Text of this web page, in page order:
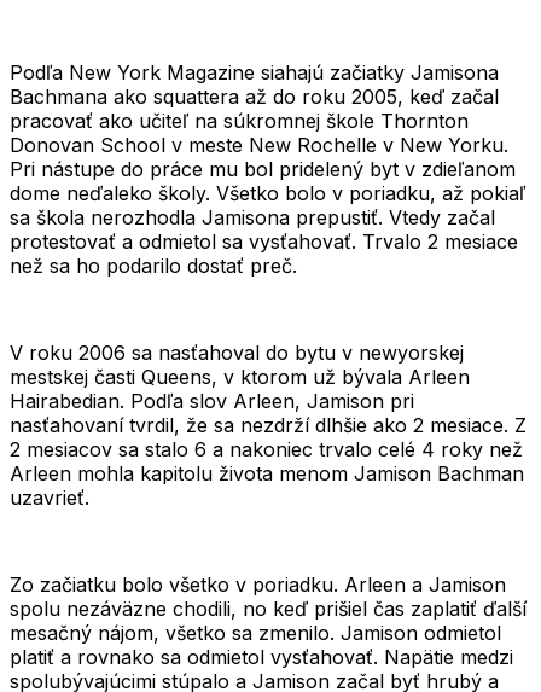
Podľa New York Magazine siahajú začiatky Jamisona
Bachmana ako squattera až do roku 2005, keď začal
pracovať ako učiteľ na súkromnej škole Thornton
Donovan School v meste New Rochelle v New Yorku.
Pri nástupe do práce mu bol pridelený byt v zdieľanom
dome neďaleko školy. Všetko bolo v poriadku, až pokiaľ
sa škola nerozhodla Jamisona prepustiť. Vtedy začal
protestovať a odmietol sa vysťahovať. Trvalo 2 mesiace
než sa ho podarilo dostať preč.
V roku 2006 sa nasťahoval do bytu v newyorskej
mestskej časti Queens, v ktorom už bývala Arleen
Hairabedian. Podľa slov Arleen, Jamison pri
nasťahovaní tvrdil, že sa nezdrží dlhšie ako 2 mesiace. Z
2 mesiacov sa stalo 6 a nakoniec trvalo celé 4 roky než
Arleen mohla kapitolu života menom Jamison Bachman
uzavrieť.
Zo začiatku bolo všetko v poriadku. Arleen a Jamison
spolu nezáväzne chodili, no keď prišiel čas zaplatiť ďalší
mesačný nájom, všetko sa zmenilo. Jamison odmietol
platiť a rovnako sa odmietol vysťahovať. Napätie medzi
spolubývajúcimi stúpalo a Jamison začal byť hrubý a